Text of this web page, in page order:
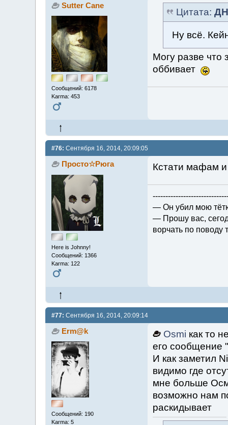
Sutter Cane
Сообщений: 6178
Karma: 453
Цитата:
Ну всё.
Могу разве что
оббивает
#76: Сентября 16, 2014, 20:09:05
Просто☆Рюга
Here is Johnny!
Сообщений: 1366
Karma: 122
Кстати мафам
— Он убил мою
— Прошу вас,
ворчать по поводу
#77: Сентября 16, 2014, 20:09:14
Erm@k
Сообщений: 190
Karma: 5
Osmi как то
его сообщение
И как заметил
видимо где
мне больше
возможно нам
раскидывает